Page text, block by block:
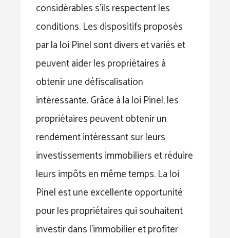
considérables s’ils respectent les
conditions. Les dispositifs proposés
par la loi Pinel sont divers et variés et
peuvent aider les propriétaires à
obtenir une défiscalisation
intéressante. Grâce à la loi Pinel, les
propriétaires peuvent obtenir un
rendement intéressant sur leurs
investissements immobiliers et réduire
leurs impôts en même temps. La loi
Pinel est une excellente opportunité
pour les propriétaires qui souhaitent
investir dans l’immobilier et profiter